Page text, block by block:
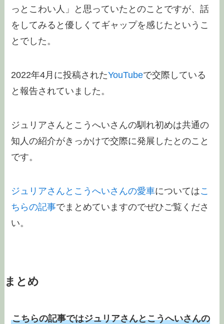
っとこわい人」と思っていたとのことですが、話
をしてみると優しくてギャップを感じたというこ
とでした。
2022年4月に投稿されたYouTubeで交際している
と報告されていました。
ジュリアさんとこうへいさんの馴れ初めは共通の
知人の紹介がきっかけで交際に発展したとのこと
です。
ジュリアさんとこうへいさんの愛車についてはこ
ちらの記事でまとめていますのでぜひご覧くださ
い。
まとめ
こちらの記事ではジュリアさんとこうへいさんの